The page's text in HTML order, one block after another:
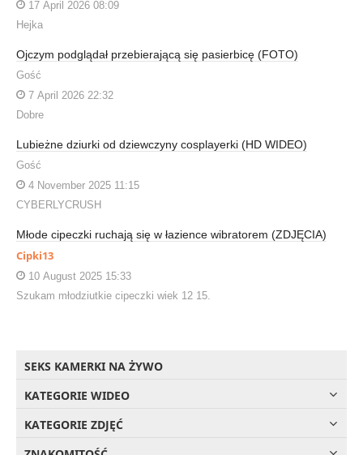
17 April 2026 08:09
Hejka
Ojczym podglądał przebierającą się pasierbicę (FOTO)
Gość
7 April 2026 22:32
Dobre
Lubieżne dziurki od dziewczyny cosplayerki (HD WIDEO)
Gość
4 November 2025 11:15
CYBERLYCRUSH
Młode cipeczki ruchają się w łazience wibratorem (ZDJĘCIA)
Cipki13
10 August 2025 15:33
Szukam młodziutkie cipeczki wiek 12 15.
SEKS KAMERKI NA ŻYWO
KATEGORIE WIDEO
KATEGORIE ZDJĘĆ